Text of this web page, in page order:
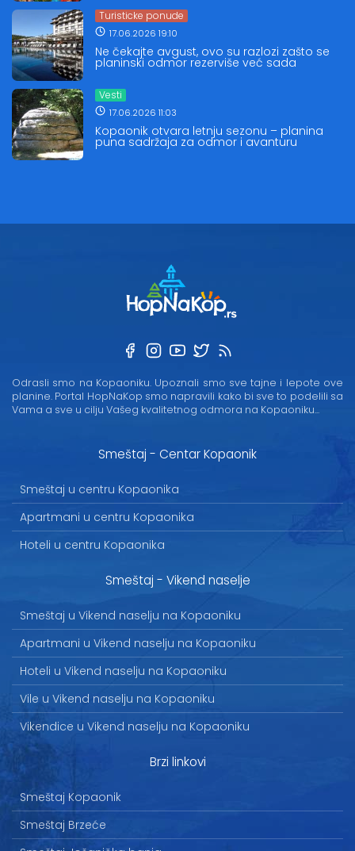
Turisticke ponude
17.06.2026 19:10
Ne čekajte avgust, ovo su razlozi zašto se
planinski odmor rezerviše već sada
Vesti
17.06.2026 11:03
Kopaonik otvara letnju sezonu – planina
puna sadržaja za odmor i avanturu
Odrasli smo na Kopaoniku. Upoznali smo sve tajne i lepote ove
planine. Portal HopNaKop smo napravili kako bi sve to podelili sa
Vama a sve u cilju Vašeg kvalitetnog odmora na Kopaoniku...
Smeštaj - Centar Kopaonik
Smeštaj u centru Kopaonika
Apartmani u centru Kopaonika
Hoteli u centru Kopaonika
Smeštaj - Vikend naselje
Smeštaj u Vikend naselju na Kopaoniku
Apartmani u Vikend naselju na Kopaoniku
Hoteli u Vikend naselju na Kopaoniku
Vile u Vikend naselju na Kopaoniku
Vikendice u Vikend naselju na Kopaoniku
Brzi linkovi
Smeštaj Kopaonik
Smeštaj Brzeće